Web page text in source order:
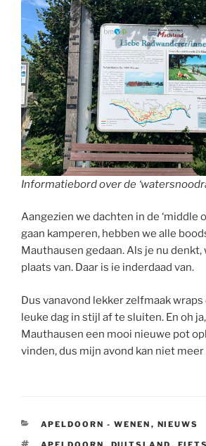
Informatiebord over de
Aangezien we dachten in de ‘middle
gaan kamperen, hebben we alle
Mauthausen gedaan. Als je nu denkt,
plaats van. Daar is ie inderdaad van.
Dus vanavond lekker zelfmaak
leuke dag in stijl af te sluiten. En oh
Mauthausen een mooi nieuwe pot
vinden, dus mijn avond kan niet
CATEGORIEËN
APELDOORN - WENEN , NIEUWS
TAGS